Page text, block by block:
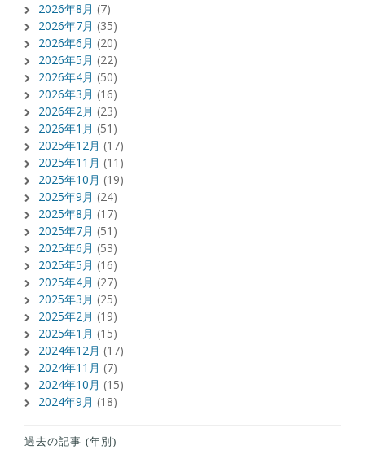
2026年8月 (7)
2026年7月 (35)
2026年6月 (20)
2026年5月 (22)
2026年4月 (50)
2026年3月 (16)
2026年2月 (23)
2026年1月 (51)
2025年12月 (17)
2025年11月 (11)
2025年10月 (19)
2025年9月 (24)
2025年8月 (17)
2025年7月 (51)
2025年6月 (53)
2025年5月 (16)
2025年4月 (27)
2025年3月 (25)
2025年2月 (19)
2025年1月 (15)
2024年12月 (17)
2024年11月 (7)
2024年10月 (15)
2024年9月 (18)
過去の記事 (年別)